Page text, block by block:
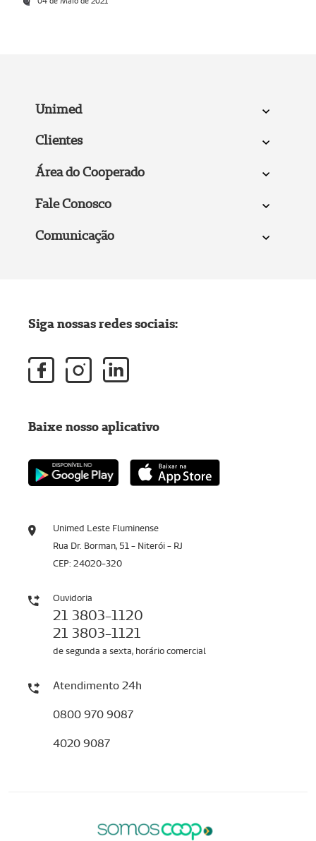
Unimed
Clientes
Área do Cooperado
Fale Conosco
Comunicação
Unimed Leste Fluminense
Rua Dr. Borman, 51 - Niterói - RJ
CEP: 24020-320
Ouvidoria
21 3803-1120
21 3803-1121
de segunda a sexta, horário comercial
Atendimento 24h
0800 970 9087
4020 9087
Siga nossas redes sociais:
Baixe nosso aplicativo